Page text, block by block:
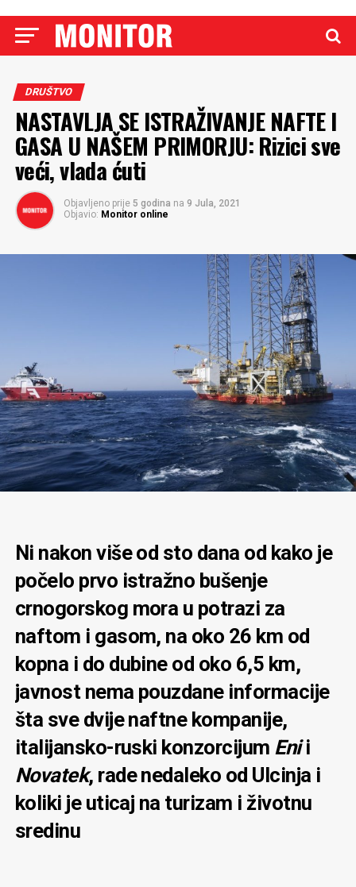
DRUŠTVO
NASTAVLJA SE ISTRAŽIVANJE NAFTE I
GASA U NAŠEM PRIMORJU: Rizici sve
veći, vlada ćuti
Objavljeno prije 5 godina na 9 Jula, 2021
Objavio: Monitor online
Ni nakon više od sto dana od kako je
počelo prvo istražno bušenje
crnogorskog mora u potrazi za
naftom i gasom, na oko 26 km od
kopna i do dubine od oko 6,5 km,
javnost nema pouzdane informacije
šta sve dvije naftne kompanije,
italijansko-ruski konzorcijum Enii
Novatek, rade nedaleko od Ulcinja i
koliki je uticaj na turizam i životnu
sredinu